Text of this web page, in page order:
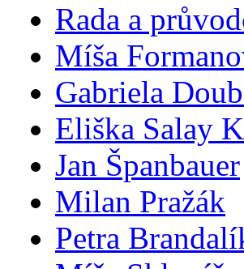
Rada a
Míša
Gabriela
Eliška Salay
Jan Španbauer
Milan Pražák
Petra